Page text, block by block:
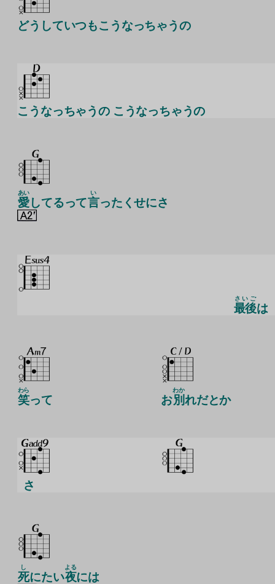
どうしていつもこうなっちゃうの
こうなっちゃうの こうなっちゃうの
愛
あい
してるって言
い
ったくせにさ
最後
さいご
は
笑
わら
って お別
わか
れだとか
さ
死
し
にたい夜
よる
には